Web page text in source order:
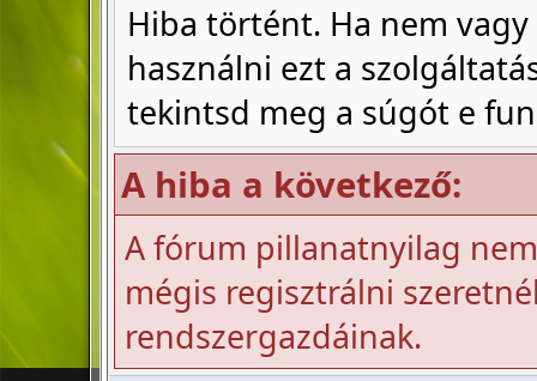
Hiba történt. Ha nem
használni ezt a
tekintsd meg a súgót e
A hiba a következő:
A fórum pillanatnyilag
mégis regisztrálni
rendszergazdáinak.